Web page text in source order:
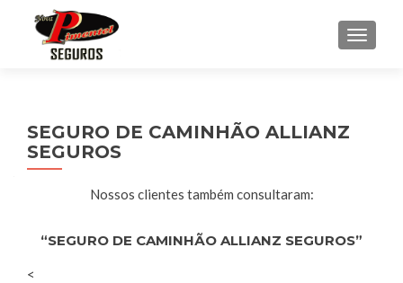
SEGURO DE CAMINHÃO ALLIANZ
SEGUROS
Nossos clientes também consultaram:
“SEGURO DE CAMINHÃO ALLIANZ SEGUROS”
<